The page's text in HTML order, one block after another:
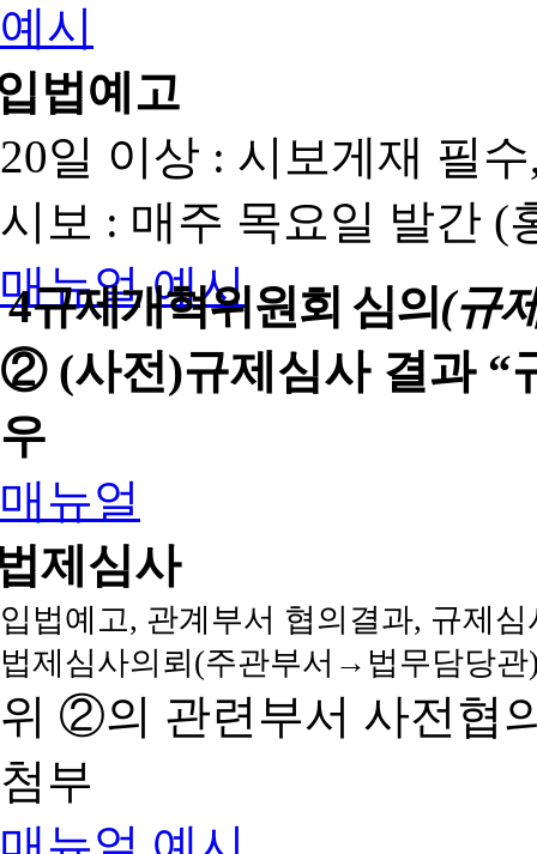
예시
법예고
20일 이상 : 시보게재 필
시보 : 매주 목요일 발간 (
매뉴얼 예시
4규제개혁위원회 심의(규
② (사전)규제심사 결과 “
우
매뉴얼
제심사
입법예고, 관계부서 협의결과, 규제
법제심사의뢰(주관부서→법무담당
위 ②의 관련부서 사전협
첨부